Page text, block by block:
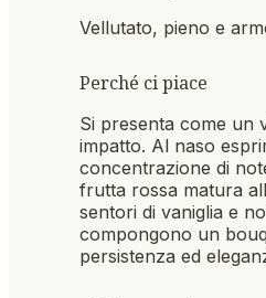
Vellutato, pieno e
Perché ci piace
Si presenta come un
impatto. Al naso
concentrazione di
frutta rossa matura
sentori di vaniglia e
compongono un
persistenza ed